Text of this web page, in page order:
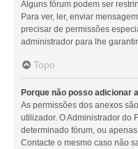
Alguns fórum podem ser
Para ver, ler, enviar
precisar de permissões
administrador para lhe
Topo
Porque não posso adicionar
As permissões dos anexos
utilizador. O Administrador do
determinado fórum, ou
Contacte o mesmo caso não